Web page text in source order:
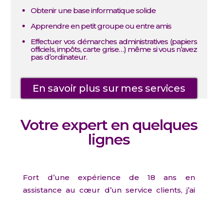
Obtenir une base informatique solide
Apprendre en petit groupe ou entre amis
Effectuer vos démarches administratives (papiers
officiels, impôts, carte grise…) même si vous n’avez
pas d’ordinateur.
En savoir plus sur mes services
Votre expert en quelques
lignes
Fort d’une expérience de 18 ans en
assistance au cœur d’un service clients, j’ai